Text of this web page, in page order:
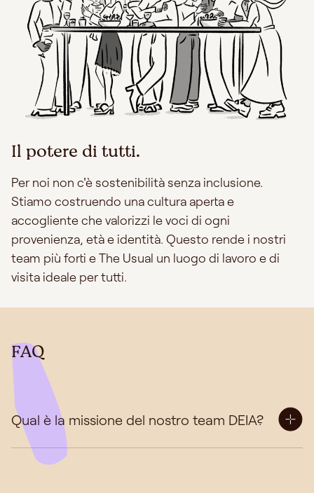
Il potere di tutti.
Per noi non c'è sostenibilità senza inclusione.
Stiamo costruendo una cultura aperta e
accogliente che valorizzi le voci di ogni
provenienza, età e identità. Questo rende i nostri
team più forti e The Usual un luogo di lavoro e di
visita ideale per tutti.
FAQ
Qual è la missione del nostro team DEIA?
Il nostro team Diversità, Equità, Inclusione e